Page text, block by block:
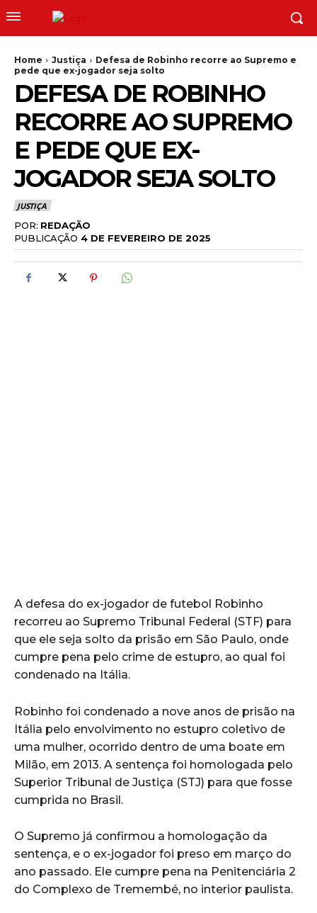
Home Justiça
Defesa de Robinho recorre ao Supremo e
pede que ex-jogador seja solto
DEFESA DE ROBINHO
RECORRE AO SUPREMO
E PEDE QUE EX-
JOGADOR SEJA SOLTO
JUSTIÇA
POR: REDAÇÃO
PUBLICAÇÃO 4 DE FEVEREIRO DE 2025
A defesa do ex-jogador de futebol Robinho
recorreu ao Supremo Tribunal Federal (STF) para
que ele seja solto da prisão em São Paulo, onde
cumpre pena pelo crime de estupro, ao qual foi
condenado na Itália.
Robinho foi condenado a nove anos de prisão na
Itália pelo envolvimento no estupro coletivo de
uma mulher, ocorrido dentro de uma boate em
Milão, em 2013. A sentença foi homologada pelo
Superior Tribunal de Justiça (STJ) para que fosse
cumprida no Brasil.
O Supremo já confirmou a homologação da
sentença, e o ex-jogador foi preso em março do
ano passado. Ele cumpre pena na Penitenciária 2
do Complexo de Tremembé, no interior paulista.